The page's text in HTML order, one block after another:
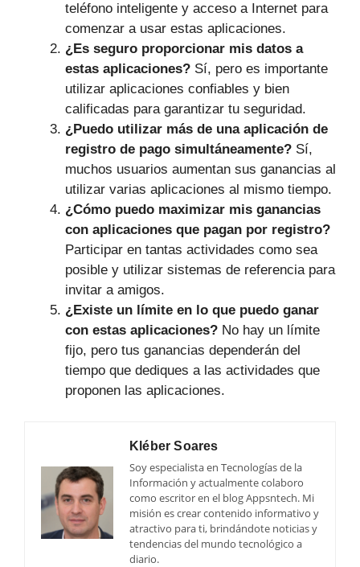
teléfono inteligente y acceso a Internet para
comenzar a usar estas aplicaciones.
¿Es seguro proporcionar mis datos a
estas aplicaciones? Sí, pero es importante
utilizar aplicaciones confiables y bien
calificadas para garantizar tu seguridad.
¿Puedo utilizar más de una aplicación de
registro de pago simultáneamente? Sí,
muchos usuarios aumentan sus ganancias al
utilizar varias aplicaciones al mismo tiempo.
¿Cómo puedo maximizar mis ganancias
con aplicaciones que pagan por registro?
Participar en tantas actividades como sea
posible y utilizar sistemas de referencia para
invitar a amigos.
¿Existe un límite en lo que puedo ganar
con estas aplicaciones? No hay un límite
fijo, pero tus ganancias dependerán del
tiempo que dediques a las actividades que
proponen las aplicaciones.
Kléber Soares
Soy especialista en Tecnologías de la
Información y actualmente colaboro
como escritor en el blog Appsntech. Mi
misión es crear contenido informativo y
atractivo para ti, brindándote noticias y
tendencias del mundo tecnológico a
diario.